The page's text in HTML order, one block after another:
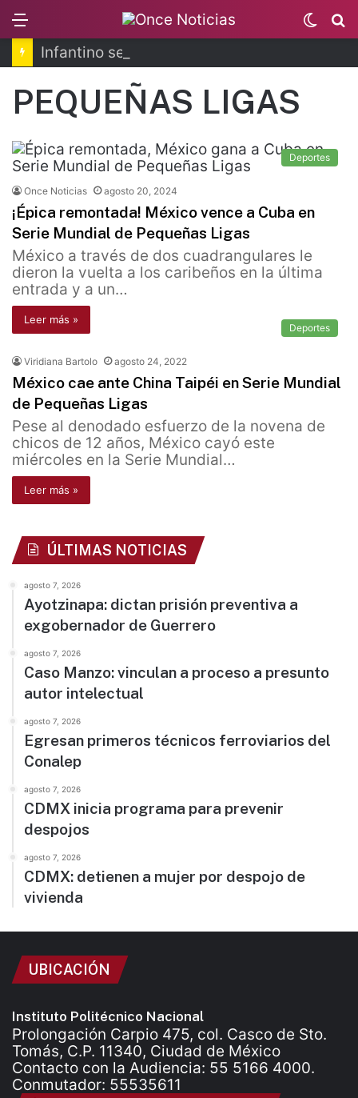
Switch
skin
PEQUEÑAS LIGAS
Deportes
Once Noticias agosto 20, 2024
¡Épica remontada! México vence a Cuba en
Serie Mundial de Pequeñas Ligas
México a través de dos cuadrangulares le
dieron la vuelta a los caribeños en la última
entrada y a un…
Leer más »
Deportes
Viridiana Bartolo agosto 24, 2022
México cae ante China Taipéi en Serie Mundial
de Pequeñas Ligas
Pese al denodado esfuerzo de la novena de
chicos de 12 años, México cayó este
miércoles en la Serie Mundial…
Leer más »
ÚLTIMAS NOTICIAS
agosto 7, 2026
Ayotzinapa: dictan prisión preventiva a
exgobernador de Guerrero
agosto 7, 2026
Caso Manzo: vinculan a proceso a presunto
autor intelectual
agosto 7, 2026
Egresan primeros técnicos ferroviarios del
Conalep
agosto 7, 2026
CDMX inicia programa para prevenir
despojos
agosto 7, 2026
CDMX: detienen a mujer por despojo de
vivienda
UBICACIÓN
Instituto Politécnico Nacional
Prolongación Carpio 475, col. Casco de Sto.
Tomás, C.P. 11340, Ciudad de México
Contacto con la Audiencia: 55 5166 4000.
Conmutador: 55535611